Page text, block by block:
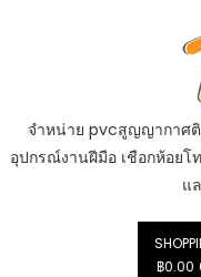
จำหน่าย pvcสูญญากาศติ
อุปกรณ์งานฝีมือ เชือกห้อย
แ
฿0.00